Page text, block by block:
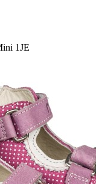
1JE